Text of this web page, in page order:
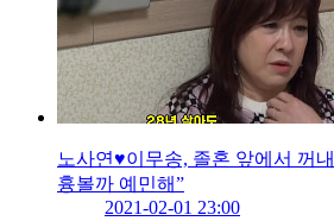
노사연♥이무송, 졸혼 앞에서 꺼
흉볼까 예민해”
2021-02-01 23:00